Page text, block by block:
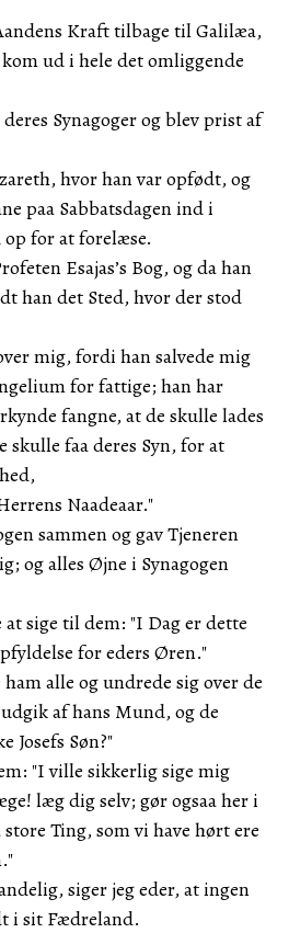
Kraft tilbage til Galilæa,
ud i hele det omliggende
Synagoger og blev prist af
hvor han var opfødt, og
paa Sabbatsdagen ind i
op for at forelæse.
Esajas’s Bog, og da han
han det Sted, hvor der stod
mig, fordi han salvede mig
for fattige; han har
fangne, at de skulle lades
skulle faa deres Syn, for at
Naadeaar."
sammen og gav Tjeneren
og alles Øjne i Synagogen
sige til dem: "I Dag er dette
for eders Øren."
alle og undrede sig over de
af hans Mund, og de
Josefs Søn?"
"I ville sikkerlig sige mig
læg dig selv; gør ogsaa her i
Ting, som vi have hørt ere
siger jeg eder, at ingen
i sit Fædreland.